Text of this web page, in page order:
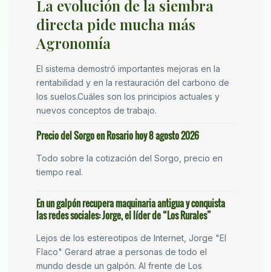
La evolución de la siembra
directa pide mucha más
Agronomía
El sistema demostró importantes mejoras en la
rentabilidad y en la restauración del carbono de
los suelos.Cuáles son los principios actuales y
nuevos conceptos de trabajo.
Precio del Sorgo en Rosario hoy 8 agosto 2026
Todo sobre la cotización del Sorgo, precio en
tiempo real.
En un galpón recupera maquinaria antigua y conquista
las redes sociales: Jorge, el líder de “Los Rurales”
Lejos de los estereotipos de Internet, Jorge "El
Flaco" Gerard atrae a personas de todo el
mundo desde un galpón. Al frente de Los